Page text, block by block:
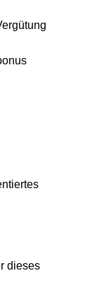
dieses